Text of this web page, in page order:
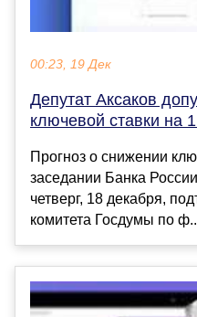
00:23, 19 Дек
Депутат Аксаков
ключевой ставки на
Прогноз о снижении
заседании Банка
четверг, 18 декабря,
комитета Госдумы по